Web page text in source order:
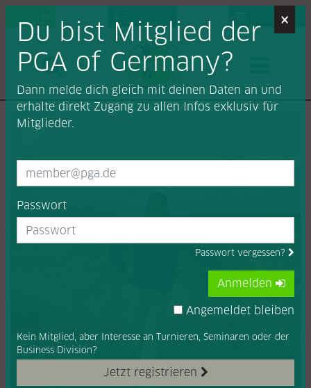
Job-Portal
×
Du bist Mitglied der
PGA of Germany?
Dann melde dich gleich mit deinen Daten an und
erhalte direkt Zugang zu allen Infos exklusiv für
Mitglieder.
Passwort
Passwort vergessen?
Jetzt registrieren
Kein Mitglied, aber Interesse an Turnieren, Seminaren oder der
Business Division?
Anmelden
Angemeldet bleiben